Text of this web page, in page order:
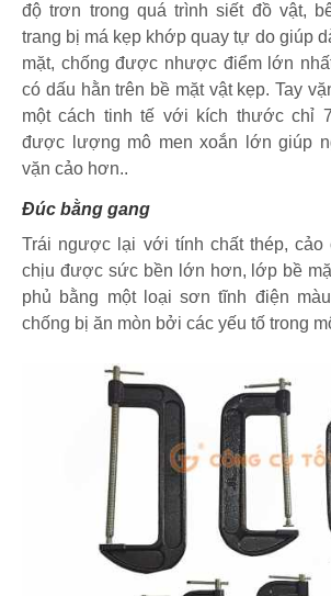
độ trơn trong quá trình siết đồ vật,
trang bị má kẹp khớp quay tự do giúp
mặt, chống được nhược điểm lớn
có dấu hằn trên bề mặt vật kẹp. Tay
một cách tinh tế với kích thước chỉ
được lượng mô men xoắn lớn giúp
vặn cảo hơn..
Đúc bằng gang
Trái ngược lại với tính chất thép,
chịu được sức bền lớn hơn, lớp bề
phủ bằng một loại sơn tĩnh điện
chống bị ăn mòn bởi các yếu tố trong